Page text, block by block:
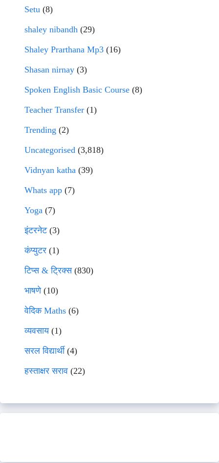
Setu (8)
shaley nibandh (29)
Shaley Prarthana Mp3 (16)
Shasan nirnay (3)
Spoken English Basic Course (8)
Teacher Transfer (1)
Trending (2)
Uncategorised (3,818)
Vidnyan katha (39)
Whats app (7)
Yoga (7)
इंटरनेट(3)
कंप्युटर (1)
टिप्स & ट्रिक्स(830)
भाषणे(10)
वेदिक Maths (6)
व्यवसाय(1)
सरल विद्यार्थी(4)
हस्ताक्षर सराव (22)